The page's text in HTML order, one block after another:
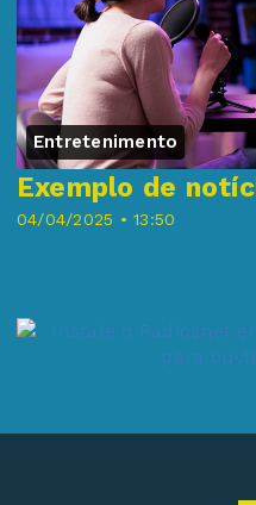
Entretenimento
04/04/2025 • 13:50
Exemplo de